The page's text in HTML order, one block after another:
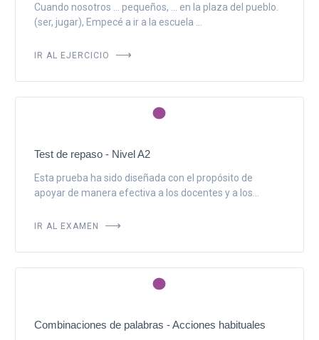
Cuando nosotros ... pequeños, ... en la plaza del pueblo.
(ser, jugar), Empecé a ir a la escuela ...
IR AL EJERCICIO
Test de repaso - Nivel A2
Esta prueba ha sido diseñada con el propósito de
apoyar de manera efectiva a los docentes y a los...
IR AL EXAMEN
Combinaciones de palabras - Acciones habituales